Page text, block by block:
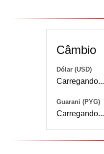
Câmbio
Dólar (USD)
Carregando...
Guarani (PYG)
Carregando...